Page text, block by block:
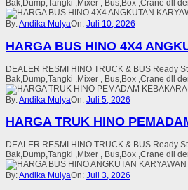
Bak,Dump,Tangki ,Mixer , Bus,Box ,Crane dll
By:Andika MulyaOn: Juli 10, 2026
HARGA BUS HINO 4X4
DEALER RESMI HINO TRUCK & BUS Ready
Bak,Dump,Tangki ,Mixer , Bus,Box ,Crane dll
By:Andika MulyaOn: Juli 5, 2026
HARGA TRUK HINO
DEALER RESMI HINO TRUCK & BUS Ready
Bak,Dump,Tangki ,Mixer , Bus,Box ,Crane dll
By:Andika MulyaOn: Juli 3, 2026